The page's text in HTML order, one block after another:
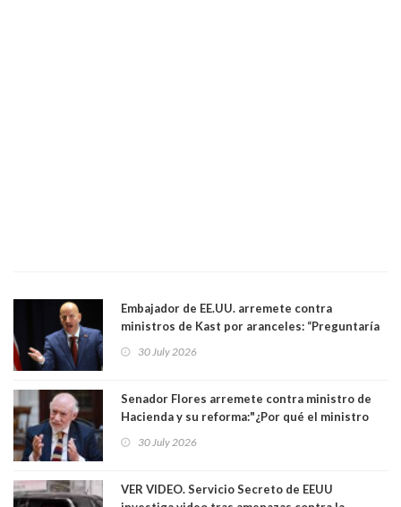
Embajador de EE.UU. arremete contra
ministros de Kast por aranceles: “Preguntaría
Yo diría que no”
30 July 2026
Senador Flores arremete contra ministro de
Hacienda y su reforma:"¿Por qué el ministro
más ricos, pasándole la aplanadora a los
30 July 2026
VER VIDEO. Servicio Secreto de EEUU